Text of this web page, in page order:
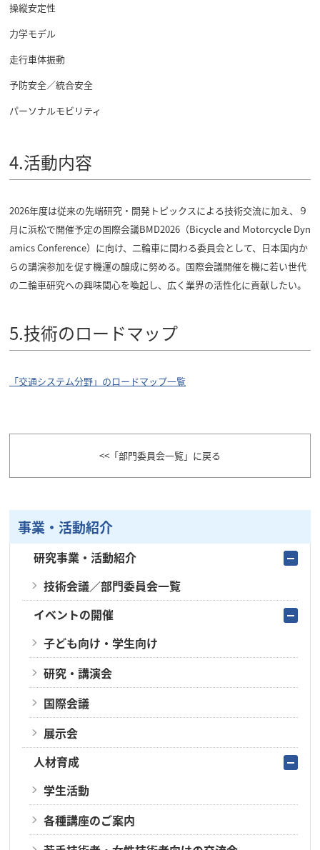
操縦安定性
力学モデル
走行車体振動
予防安全／統合安全
パーソナルモビリティ
4.活動内容
2026年度は従来の先端研究・開発トピックスによる技術交流に加え、９
月に浜松で開催予定の国際会議BMD2026（Bicycle and Motorcycle Dyn
amics Conference）に向け、二輪車に関わる委員会として、日本国内か
らの講演参加を促す機運の醸成に努める。国際会議開催を機に若い世代
の二輪車研究への興味関心を喚起し、広く業界の活性化に貢献したい。
5.技術のロードマップ
「交通システム分野」のロードマップ一覧
「部門委員会一覧」に戻る
事業・活動紹介
研究事業・活動紹介
技術会議／部門委員会一覧
イベントの開催
子ども向け・学生向け
研究・講演会
国際会議
展示会
人材育成
学生活動
各種講座のご案内